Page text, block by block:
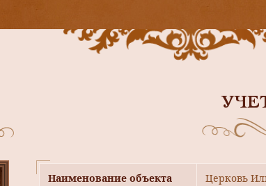
Наименование объекта Церковь